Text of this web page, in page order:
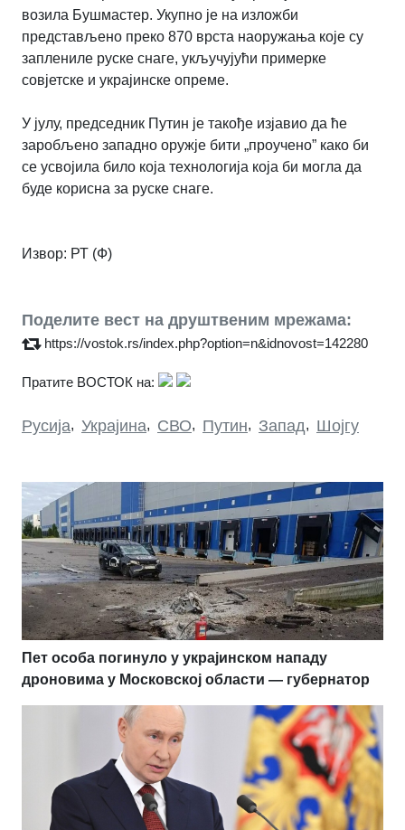
возила Бушмастер. Укупно је на изложби
представљено преко 870 врста наоружања које су
заплениле руске снаге, укључујући примерке
совјетске и украјинске опреме.
У јулу, председник Путин је такође изјавио да ће
заробљено западно оружје бити „проучено” како би
се усвојила било која технологија која би могла да
буде корисна за руске снаге.
Извор: РТ (Ф)
Поделите вест на друштвеним мрежама:
https://vostok.rs/index.php?option=n&idnovost=142280
Пратите ВОСТОК на:
Русија, Украјина, СВО, Путин, Запад, Шојгу
Пет особа погинуло у украјинском нападу
дроновима у Московској области — губернатор